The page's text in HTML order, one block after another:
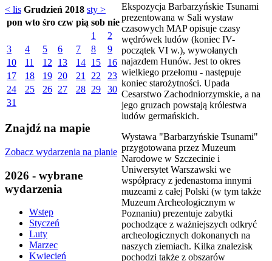
< lis Grudzień 2018 sty >
pon wto śro czw pią sob nie
1
2
3
4 5 6 7 8
9
10
11 12 13 14 15
16
17
18 19 20 21 22
23
24
25 26 27 28 29
30
31
Znajdź na mapie
Zobacz wydarzenia na planie
2026 - wybrane
wydarzenia
Wstęp
Styczeń
Luty
Marzec
Kwiecień
Ekspozycja Barbarzyńskie Tsunami
prezentowana w Sali wystaw
czasowych MAP opisuje czasy
wędrówek ludów (koniec IV-
początek VI w.), wywołanych
najazdem Hunów. Jest to okres
wielkiego przełomu - następuje
koniec starożytności. Upada
Cesarstwo Zachodniorzymskie, a na
jego gruzach powstają królestwa
ludów germańskich.
Wystawa "Barbarzyńskie Tsunami"
przygotowana przez Muzeum
Narodowe w Szczecinie i
Uniwersytet Warszawski we
współpracy z jedenastoma innymi
muzeami z całej Polski (w tym także
Muzeum Archeologicznym w
Poznaniu) prezentuje zabytki
pochodzące z ważniejszych odkryć
archeologicznych dokonanych na
naszych ziemiach. Kilka znalezisk
pochodzi także z obszarów